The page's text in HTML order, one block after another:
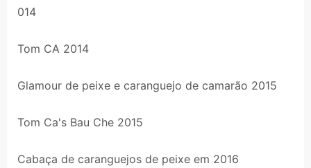
014
Tom CA 2014
Glamour de peixe e caranguejo de camarão 2015
Tom Ca's Bau Che 2015
Cabaça de caranguejos de peixe em 2016